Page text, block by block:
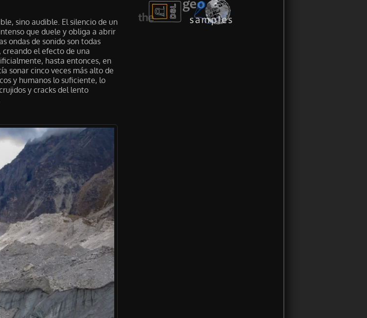
sino audible. El silencio de un
que duele y obliga a abrir
ondas de sonido son todas
el efecto de una
hasta entonces, en
sonar cinco veces más alto de
y humanos lo suficiente, lo
y cracks del lento